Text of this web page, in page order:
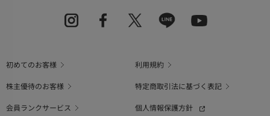
初めてのお客様
利用規約
株主優待のお客様
特定商取引法に基づく表記
会員ランクサービス
個人情報保護方針